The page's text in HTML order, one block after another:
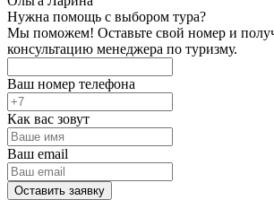
Нужна помощь с выбором тура?
Мы поможем! Оставьте свой номер и
консультацию менеджера по туризму.
Ваш номер телефона
Как вас зовут
Ваш email